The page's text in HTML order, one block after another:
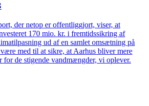
der netop er offentliggjort, viser, at
170 mio. kr. i fremtidssikring af
ud af en samlet omsætning på
med til at sikre, at Aarhus bliver mere
for de stigende vandmængder, vi oplever.